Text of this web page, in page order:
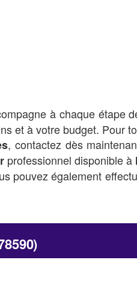
à chaque étape
et à votre budget. Pour
, contactez dès
professionnel disponible à
pouvez également